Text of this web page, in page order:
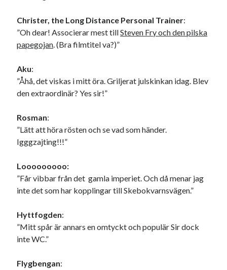
Christer, the Long Distance Personal Trainer:
”Oh dear! Associerar mest tillSteven Fry och den pilska
papegojan. (Bra filmtitel va?)”
Aku:
”Åhå, det viskas i mitt öra. Griljerat julskinkan idag. Blev
den extraordinär? Yes sir!”
Rosman:
”Lätt att höra rösten och se vad som händer.
Igggzajting!!!”
Looooooooo:
”Får vibbar från det gamla imperiet. Och då menar jag
inte det som har kopplingar till Skebokvarnsvägen.”
Hyttfogden:
”Mitt spår är annars en omtyckt och populär Sir dock
inte WC.”
Flygbengan: